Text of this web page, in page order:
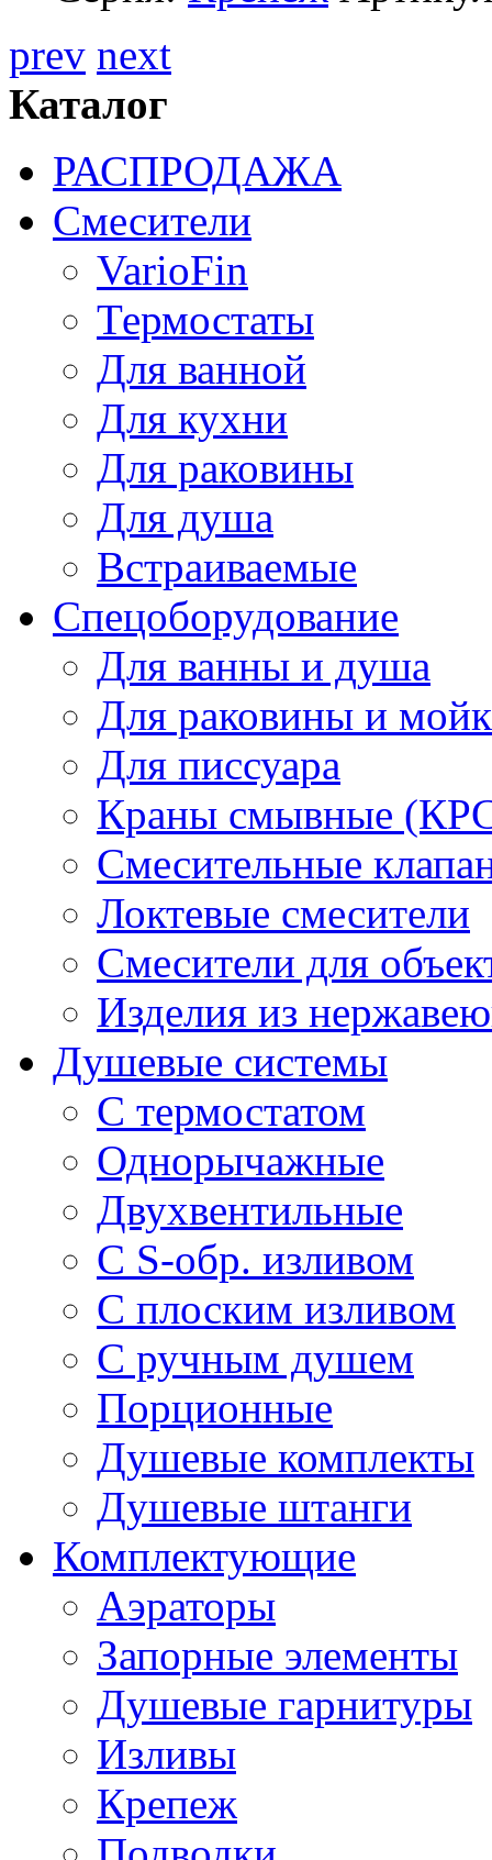
prev next
Каталог
РАСПРОДАЖА
Смесители
VarioFin
Термостаты
Для ванной
Для кухни
Для раковины
Для душа
Встраиваемые
Спецоборудование
Для ванны и душа
Для раковины и
Для писсуара
Краны смывные
Смесительные
Локтевые смесители
Смесители для
Изделия из
Душевые системы
С термостатом
Однорычажные
Двухвентильные
С S-обр. изливом
С плоским изливом
С ручным душем
Порционные
Душевые комплекты
Душевые штанги
Комплектующие
Аэраторы
Запорные элементы
Душевые гарнитуры
Изливы
Крепеж